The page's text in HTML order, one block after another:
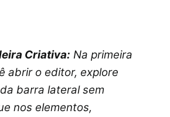
Criativa: Na primeira
abrir o editor, explore
barra lateral sem
nos elementos,